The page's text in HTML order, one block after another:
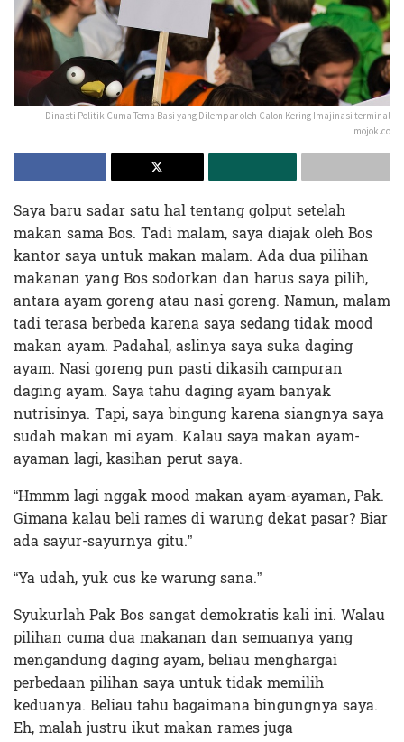
Dinasti Politik Cuma Tema Basi yang Dilempar oleh Calon Kering Imajinasi terminal
mojok.co
Saya baru sadar satu hal tentang golput setelah
makan sama Bos. Tadi malam, saya diajak oleh Bos
kantor saya untuk makan malam. Ada dua pilihan
makanan yang Bos sodorkan dan harus saya pilih,
antara ayam goreng atau nasi goreng. Namun, malam
tadi terasa berbeda karena saya sedang tidak mood
makan ayam. Padahal, aslinya saya suka daging
ayam. Nasi goreng pun pasti dikasih campuran
daging ayam. Saya tahu daging ayam banyak
nutrisinya. Tapi, saya bingung karena siangnya saya
sudah makan mi ayam. Kalau saya makan ayam-
ayaman lagi, kasihan perut saya.
“Hmmm lagi nggak mood makan ayam-ayaman, Pak.
Gimana kalau beli rames di warung dekat pasar? Biar
ada sayur-sayurnya gitu.”
“Ya udah, yuk cus ke warung sana.”
Syukurlah Pak Bos sangat demokratis kali ini. Walau
pilihan cuma dua makanan dan semuanya yang
mengandung daging ayam, beliau menghargai
perbedaan pilihan saya untuk tidak memilih
keduanya. Beliau tahu bagaimana bingungnya saya.
Eh, malah justru ikut makan rames juga